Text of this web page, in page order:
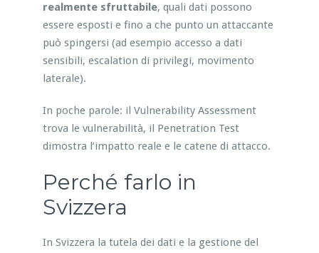
realmente sfruttabile, quali dati possono
essere esposti e fino a che punto un attaccante
può spingersi (ad esempio accesso a dati
sensibili, escalation di privilegi, movimento
laterale).
In poche parole: il Vulnerability Assessment
trova le vulnerabilità, il Penetration Test
dimostra l’impatto reale e le catene di attacco.
Perché farlo in
Svizzera
In Svizzera la tutela dei dati e la gestione del